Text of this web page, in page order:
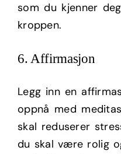
som du kjenner
kroppen.
6. Affirmasjon
Legg inn en
oppnå med
skal reduserer
du skal være rolig